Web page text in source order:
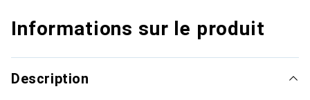
Informations sur le produit
Description